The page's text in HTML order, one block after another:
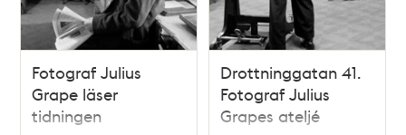
Fotograf Julius
Grape läser
tidningen
Drottninggatan 41.
Fotograf Julius
Grapes ateljé